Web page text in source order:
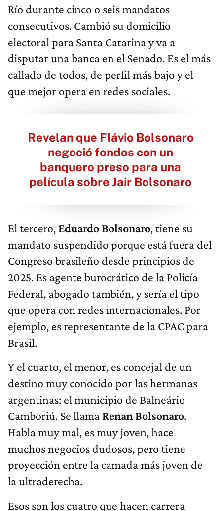
Río durante cinco o seis mandatos
consecutivos. Cambió su domicilio
electoral para Santa Catarina y va a
disputar una banca en el Senado. Es el más
callado de todos, de perfil más bajo y el
que mejor opera en redes sociales.
Revelan que Flávio Bolsonaro
negoció fondos con un
banquero preso para una
película sobre Jair Bolsonaro
El tercero, Eduardo Bolsonaro, tiene su
mandato suspendido porque está fuera del
Congreso brasileño desde principios de
2025. Es agente burocrático de la Policía
Federal, abogado también, y sería el tipo
que opera con redes internacionales. Por
ejemplo, es representante de la CPAC para
Brasil.
Y el cuarto, el menor, es concejal de un
destino muy conocido por las hermanas
argentinas: el municipio de Balneário
Camboriú. Se llama Renan Bolsonaro.
Habla muy mal, es muy joven, hace
muchos negocios dudosos, pero tiene
proyección entre la camada más joven de
la ultraderecha.
Esos son los cuatro que hacen carrera